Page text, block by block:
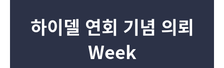
하이델 연회 기념 의뢰
Week